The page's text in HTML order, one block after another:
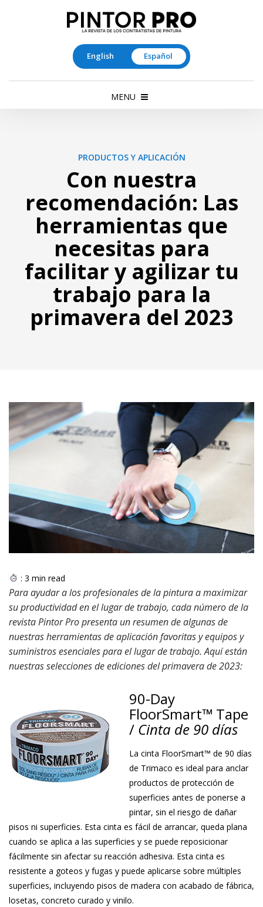
English Español
MENU
PRODUCTOS Y APLICACIÓN
Con nuestra
recomendación: Las
herramientas que
necesitas para
facilitar y agilizar tu
trabajo para la
primavera del 2023
: 3 min read
Para ayudar a los profesionales de la pintura a maximizar
su productividad en el lugar de trabajo, cada número de la
revista Pintor Pro presenta un resumen de algunas de
nuestras herramientas de aplicación favoritas y equipos y
suministros esenciales para el lugar de trabajo. Aquí están
nuestras selecciones de ediciones del primavera de 2023:
90-Day
FloorSmart™ Tape
/ Cinta de 90 días
La cinta FloorSmart™ de 90 días
de Trimaco es ideal para anclar
productos de protección de
superficies antes de ponerse a
pintar, sin el riesgo de dañar
pisos ni superficies. Esta cinta es fácil de arrancar, queda plana
cuando se aplica a las superficies y se puede reposicionar
fácilmente sin afectar su reacción adhesiva. Esta cinta es
resistente a goteos y fugas y puede aplicarse sobre múltiples
superficies, incluyendo pisos de madera con acabado de fábrica,
losetas, concreto curado y vinilo.